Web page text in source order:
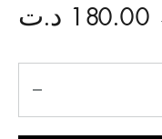
180.00 د.ت